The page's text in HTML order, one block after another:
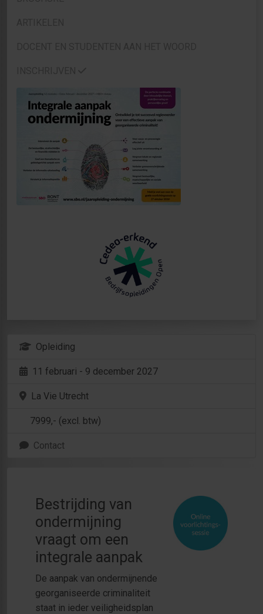
Opleiding
11 februari - 9 december 2027
La Vie Utrecht
7999,- (excl. btw)
Contact
Bestrijding van
ondermijning
vraagt om een
integrale aanpak
De aanpak van ondermijnende
georganiseerde criminaliteit
staat in ieder veiligheidsplan